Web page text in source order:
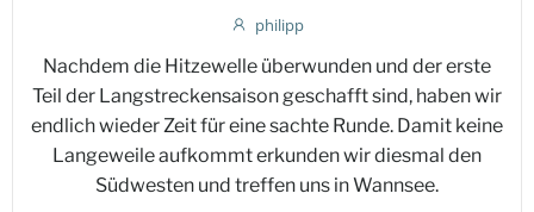
philipp
Nachdem die Hitzewelle überwunden und der erste
Teil der Langstreckensaison geschafft sind, haben wir
endlich wieder Zeit für eine sachte Runde. Damit keine
Langeweile aufkommt erkunden wir diesmal den
Südwesten und treffen uns in Wannsee.